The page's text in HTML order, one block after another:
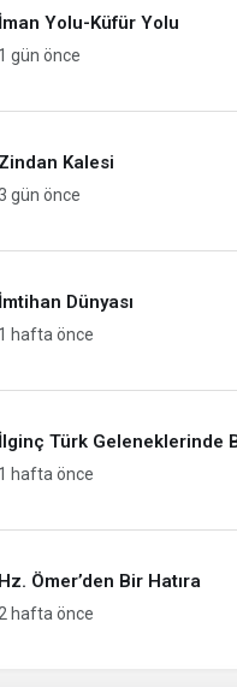
İman Yolu-Küfür Yolu
1 gün önce
Zindan Kalesi
gün önce
İmtihan Dünyası
1 hafta önce
İlginç Türk Geleneklerinde
1 hafta önce
Hz. Ömer’den Bir Hatıra
2 hafta önce